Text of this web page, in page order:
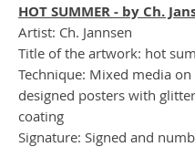
HOT SUMMER - by Ch.
Artist: Ch. Jannsen
Title of the artwork: hot
Technique: Mixed media
designed posters with
coating
Signature: Signed and